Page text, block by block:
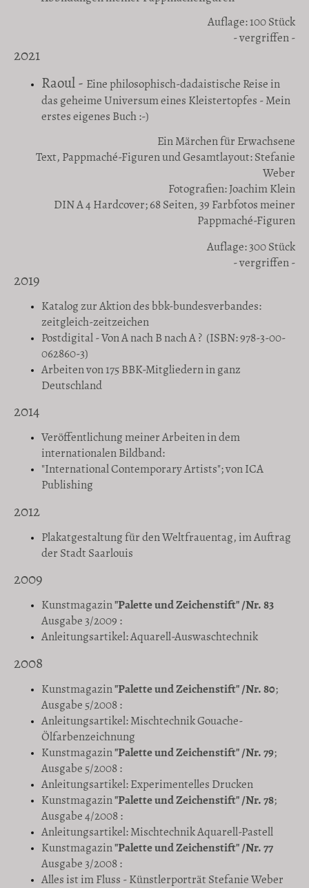
Auflage: 100 Stück
- vergriffen -
2021
Raoul - Eine philosophisch-dadaistische Reise in
das geheime Universum eines Kleistertopfes - Mein
erstes eigenes Buch :-)
Ein Märchen für Erwachsene
Text, Pappmaché-Figuren und Gesamtlayout: Stefanie
Weber
Fotografien: Joachim Klein
DIN A 4 Hardcover; 68 Seiten, 39 Farbfotos meiner
Pappmaché-Figuren
Auflage: 300 Stück
- vergriffen -
2019
Katalog zur Aktion des bbk-bundesverbandes:
zeitgleich-zeitzeichen
Postdigital - Von A nach B nach A ? (ISBN: 978-3-00-
062860-3)
Arbeiten von 175 BBK-Mitgliedern in ganz
Deutschland
2014
Veröffentlichung meiner Arbeiten in dem
internationalen Bildband:
"International Contemporary Artists"; von ICA
Publishing
2012
Plakatgestaltung für den Weltfrauentag, im Auftrag
der Stadt Saarlouis
2009
Kunstmagazin"Palette und Zeichenstift" /Nr. 83
Ausgabe 3/2009 :
Anleitungsartikel: Aquarell-Auswaschtechnik
2008
Kunstmagazin"Palette und Zeichenstift" /Nr. 80;
Ausgabe 5/2008 :
Anleitungsartikel: Mischtechnik Gouache-
Ölfarbenzeichnung
Kunstmagazin"Palette und Zeichenstift" /Nr. 79;
Ausgabe 5/2008 :
Anleitungsartikel: Experimentelles Drucken
Kunstmagazin"Palette und Zeichenstift" /Nr. 78;
Ausgabe 4/2008 :
Anleitungsartikel: Mischtechnik Aquarell-Pastell
Kunstmagazin"Palette und Zeichenstift"/Nr. 77
Ausgabe 3/2008 :
Alles ist im Fluss - Künstlerporträt Stefanie Weber